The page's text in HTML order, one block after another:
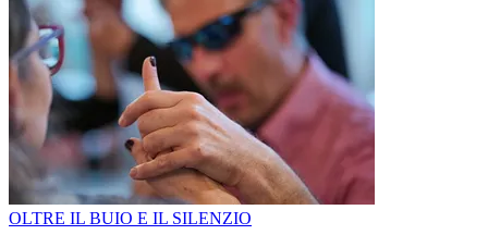
OLTRE IL BUIO E IL SILENZIO